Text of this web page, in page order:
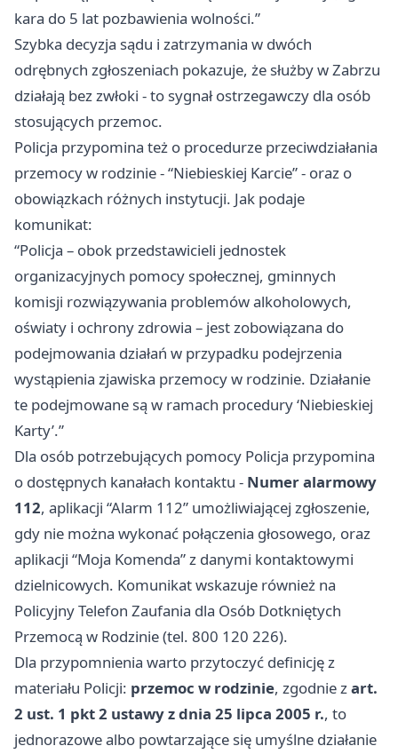
kara do 5 lat pozbawienia wolności.”
Szybka decyzja sądu i zatrzymania w dwóch
odrębnych zgłoszeniach pokazuje, że służby w Zabrzu
działają bez zwłoki - to sygnał ostrzegawczy dla osób
stosujących przemoc.
Policja przypomina też o procedurze przeciwdziałania
przemocy w rodzinie - “Niebieskiej Karcie” - oraz o
obowiązkach różnych instytucji. Jak podaje
komunikat:
“Policja – obok przedstawicieli jednostek
organizacyjnych pomocy społecznej, gminnych
komisji rozwiązywania problemów alkoholowych,
oświaty i ochrony zdrowia – jest zobowiązana do
podejmowania działań w przypadku podejrzenia
wystąpienia zjawiska przemocy w rodzinie. Działanie
te podejmowane są w ramach procedury ‘Niebieskiej
Karty’.”
Dla osób potrzebujących pomocy Policja przypomina
o dostępnych kanałach kontaktu - Numer alarmowy
112, aplikacji “Alarm 112” umożliwiającej zgłoszenie,
gdy nie można wykonać połączenia głosowego, oraz
aplikacji “Moja Komenda” z danymi kontaktowymi
dzielnicowych. Komunikat wskazuje również na
Policyjny Telefon Zaufania dla Osób Dotkniętych
Przemocą w Rodzinie (tel. 800 120 226).
Dla przypomnienia warto przytoczyć definicję z
materiału Policji: przemoc w rodzinie, zgodnie zart.
2 ust. 1 pkt 2 ustawy z dnia 25 lipca 2005 r., to
jednorazowe albo powtarzające się umyślne działanie